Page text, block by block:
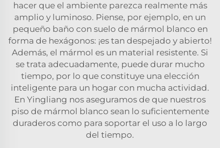
hacer que el ambiente parezca realmente más
amplio y luminoso. Piense, por ejemplo, en un
pequeño baño con suelo de mármol blanco en
forma de hexágonos: ¡es tan despejado y abierto!
Además, el mármol es un material resistente. Si
se trata adecuadamente, puede durar mucho
tiempo, por lo que constituye una elección
inteligente para un hogar con mucha actividad.
En Yingliang nos aseguramos de que nuestros
piso de mármol blanco sean lo suficientemente
duraderos como para soportar el uso a lo largo
del tiempo.